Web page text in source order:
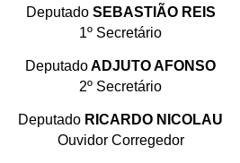
DeputadoSEBASTIÃO REIS
1º Secretário
DeputadoADJUTO AFONSO
2º Secretário
Deputado RICARDO NICOLAU
Ouvidor Corregedor